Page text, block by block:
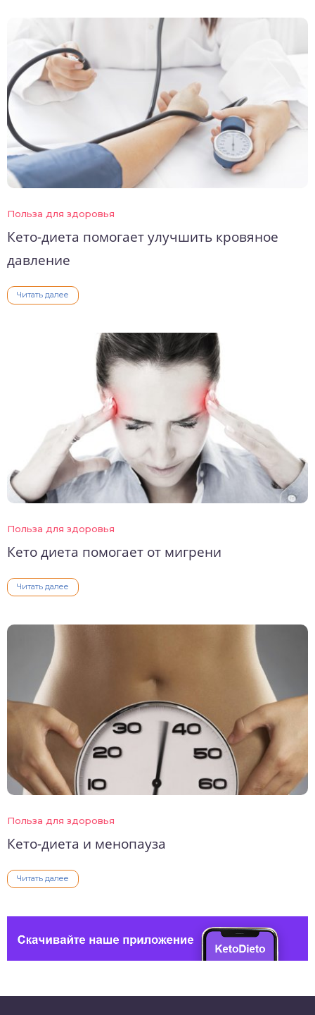
Польза для здоровья
Кето-диета помогает улучшить кровяное
давление
Читать далее
Польза для здоровья
Кето диета помогает от мигрени
Читать далее
Польза для здоровья
Кето-диета и менопауза
Читать далее